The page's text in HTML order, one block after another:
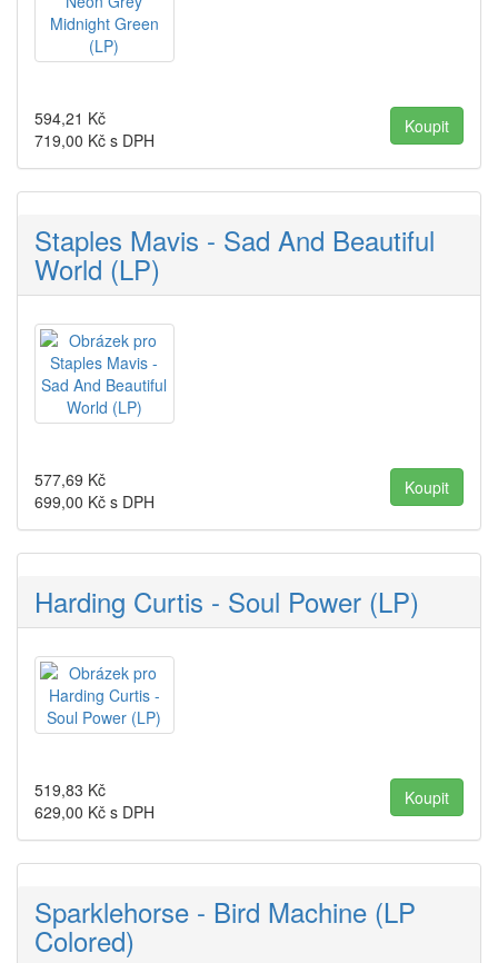
594,21 Kč
719,00 Kč s DPH
Staples Mavis - Sad And Beautiful
World (LP)
577,69 Kč
699,00 Kč s DPH
Harding Curtis - Soul Power (LP)
519,83 Kč
629,00 Kč s DPH
Sparklehorse - Bird Machine (LP
Colored)